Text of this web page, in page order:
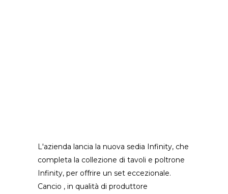
L'azienda lancia la nuova sedia Infinity, che
completa la collezione di tavoli e poltrone
Infinity, per offrire un set eccezionale.
Cancio , in qualità di produttore